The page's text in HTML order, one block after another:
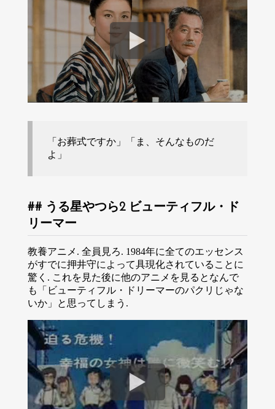
「お葬式ですか」「ま、そんなものだ
よ」
うる星やつら2 ビューティフル・ド
リーマー
教養アニメ. 全員見ろ. 1984年に全てのエッセンス
がすでに押井守によって具現化されていることに
驚く. これを見た後に他のアニメを見るとなんで
も「ビューティフル・ドリーマーのパクリじゃな
いか」と思ってしまう.